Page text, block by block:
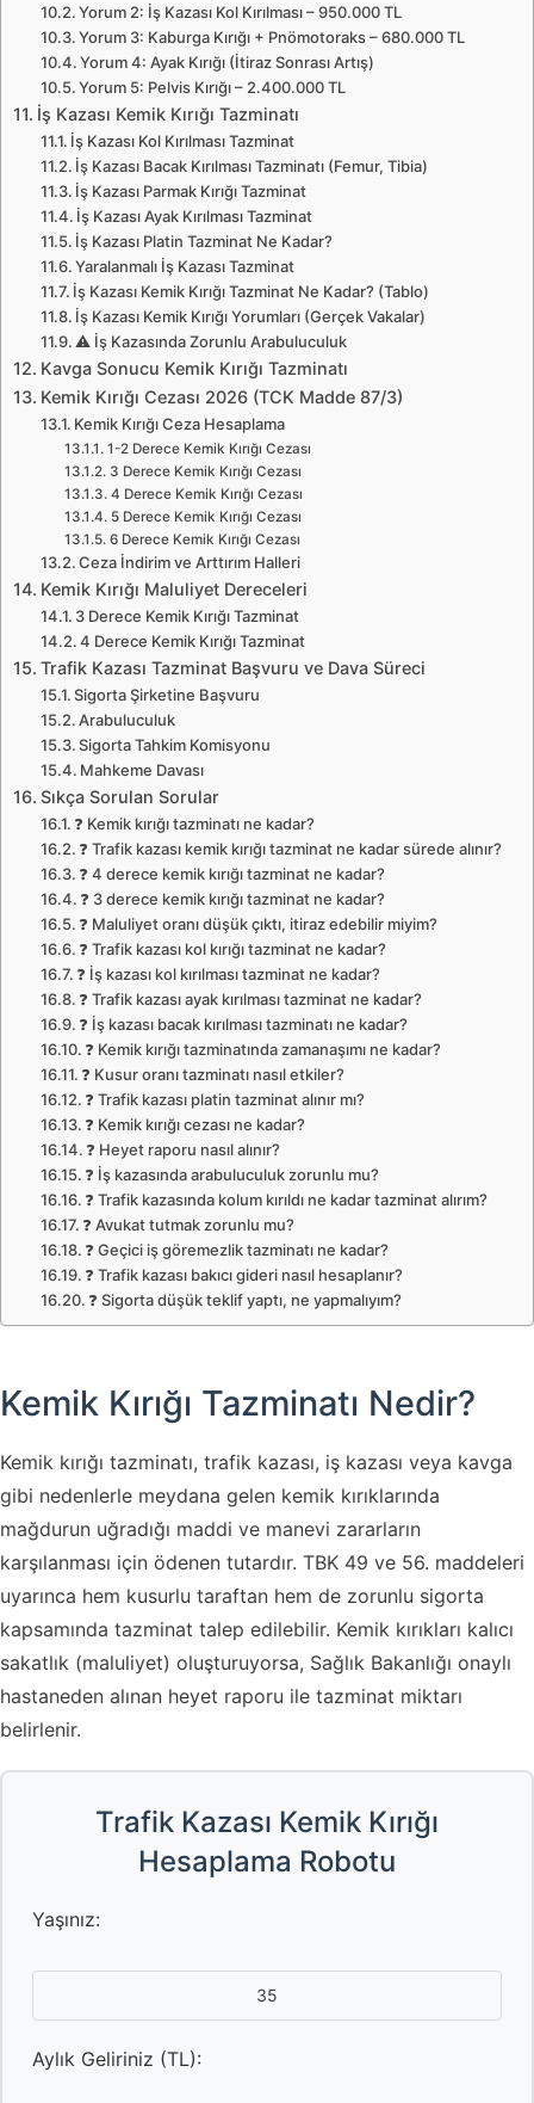
Yorum 2: İş Kazası Kol Kırılması – 950.000 TL
Yorum 3: Kaburga Kırığı + Pnömotoraks – 680.000 TL
Yorum 4: Ayak Kırığı (İtiraz Sonrası Artış)
Yorum 5: Pelvis Kırığı – 2.400.000 TL
İş Kazası Kemik Kırığı Tazminatı
İş Kazası Kol Kırılması Tazminat
İş Kazası Bacak Kırılması Tazminatı (Femur, Tibia)
İş Kazası Parmak Kırığı Tazminat
İş Kazası Ayak Kırılması Tazminat
İş Kazası Platin Tazminat Ne Kadar?
Yaralanmalı İş Kazası Tazminat
İş Kazası Kemik Kırığı Tazminat Ne Kadar? (Tablo)
İş Kazası Kemik Kırığı Yorumları (Gerçek Vakalar)
⚠️ İş Kazasında Zorunlu Arabuluculuk
Kavga Sonucu Kemik Kırığı Tazminatı
Kemik Kırığı Cezası 2026 (TCK Madde 87/3)
Kemik Kırığı Ceza Hesaplama
1-2 Derece Kemik Kırığı Cezası
3 Derece Kemik Kırığı Cezası
4 Derece Kemik Kırığı Cezası
5 Derece Kemik Kırığı Cezası
6 Derece Kemik Kırığı Cezası
Ceza İndirim ve Arttırım Halleri
Kemik Kırığı Maluliyet Dereceleri
3 Derece Kemik Kırığı Tazminat
4 Derece Kemik Kırığı Tazminat
Trafik Kazası Tazminat Başvuru ve Dava Süreci
Sigorta Şirketine Başvuru
Arabuluculuk
Sigorta Tahkim Komisyonu
Mahkeme Davası
Sıkça Sorulan Sorular
❓ Kemik kırığı tazminatı ne kadar?
❓ Trafik kazası kemik kırığı tazminat ne kadar sürede alınır?
❓ 4 derece kemik kırığı tazminat ne kadar?
❓ 3 derece kemik kırığı tazminat ne kadar?
❓ Maluliyet oranı düşük çıktı, itiraz edebilir miyim?
❓ Trafik kazası kol kırığı tazminat ne kadar?
❓ İş kazası kol kırılması tazminat ne kadar?
❓ Trafik kazası ayak kırılması tazminat ne kadar?
❓ İş kazası bacak kırılması tazminatı ne kadar?
❓ Kemik kırığı tazminatında zamanaşımı ne kadar?
❓ Kusur oranı tazminatı nasıl etkiler?
❓ Trafik kazası platin tazminat alınır mı?
❓ Kemik kırığı cezası ne kadar?
❓ Heyet raporu nasıl alınır?
❓ İş kazasında arabuluculuk zorunlu mu?
❓ Trafik kazasında kolum kırıldı ne kadar tazminat alırım?
❓ Avukat tutmak zorunlu mu?
❓ Geçici iş göremezlik tazminatı ne kadar?
❓ Trafik kazası bakıcı gideri nasıl hesaplanır?
❓ Sigorta düşük teklif yaptı, ne yapmalıyım?
Kemik Kırığı Tazminatı Nedir?
Kemik kırığı tazminatı, trafik kazası, iş kazası veya kavga
gibi nedenlerle meydana gelen kemik kırıklarında
mağdurun uğradığı maddi ve manevi zararların
karşılanması için ödenen tutardır. TBK 49 ve 56. maddeleri
uyarınca hem kusurlu taraftan hem de zorunlu sigorta
kapsamında tazminat talep edilebilir. Kemik kırıkları kalıcı
sakatlık (maluliyet) oluşturuyorsa, Sağlık Bakanlığı onaylı
hastaneden alınan heyet raporu ile tazminat miktarı
belirlenir.
Trafik Kazası Kemik Kırığı
Hesaplama Robotu
Yaşınız:
Aylık Geliriniz (TL):